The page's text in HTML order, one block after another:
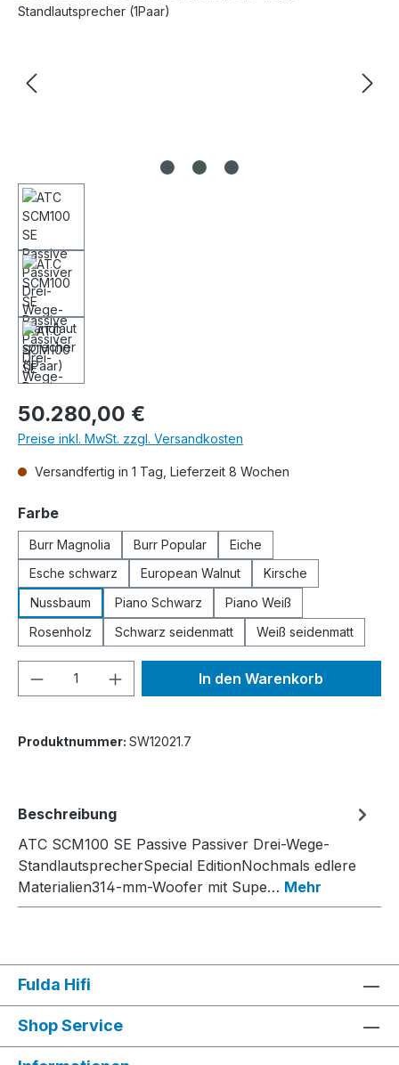
Regulärer Preis:
50.280,00 €
Preise inkl. MwSt. zzgl. Versandkosten
Versandfertig in 1 Tag, Lieferzeit 8 Wochen
Farbeauswählen
Burr Magnolia Burr Popular
Eiche
Esche schwarz
European Walnut
Kirsche
Nussbaum
Piano Schwarz
Piano Weiß
Rosenholz
Schwarz seidenmatt Weiß seidenmatt
Produkt Anzahl: Gib denIn den Warenkorb
Produktnummer: SW12021.7
Beschreibung
ATC SCM100 SE Passive Passiver Drei-Wege-
StandlautsprecherSpecial EditionNochmals edlere
Materialien314-mm-Woofer mit Supe… Mehr
Fulda Hifi
Shop Service